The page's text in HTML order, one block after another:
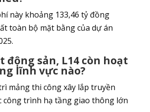
này khoảng 133,46 tỷ đồng
toàn bộ mặt bằng của dự án
động sản, L14 còn hoạt
lĩnh vực nào?
mảng thi công xây lắp truyền
công trình hạ tầng giao thông lớn